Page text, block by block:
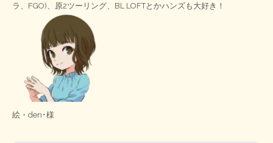
ラ、FGO)、原2ツーリング、BL LOFTとかハンズも大好き！
絵・ den･様